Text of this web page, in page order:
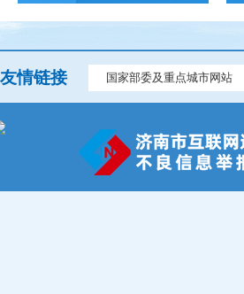
友情链接 国家部委及重点城市网站